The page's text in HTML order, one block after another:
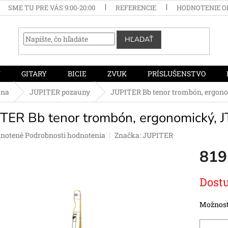
SME TU PRE VÁS 9:00-20:00 REFERENCIE HODNOTENIE
HĽADAŤ
GITARY BICIE ZVUK PRÍSLUŠENSTVO
JUPITER pozauny JUPITER Bb tenor trombón,
Bb tenor trombón, ergonomický,
Podrobnosti hodnotenia Značka:JUPITER
cena: